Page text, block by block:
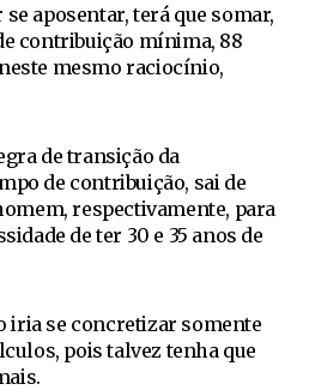
aposentar, terá que somar,
contribuição mínima, 88
mesmo raciocínio,
de transição da
de contribuição, sai de
respectivamente, para
de ter 30 e 35 anos de
iria se concretizar somente
pois talvez tenha que